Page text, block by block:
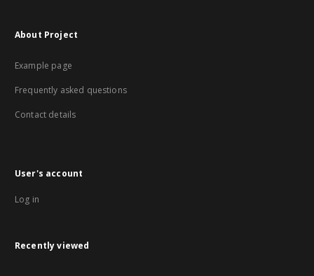
About Project
Example page
Frequently asked questions
Contact details
User's account
Log in
Recently viewed